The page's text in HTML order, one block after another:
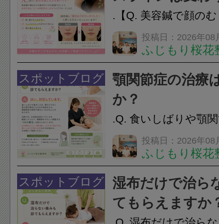
.【Q. 美容鍼で顔の
ラインは変わります
変化を感じる方も多
で顔まわりの筋肉や
ことで、血流を促し
のこわばりにアプロ
投稿日：2026年08
ふじもり桜花
スポットブログ
顎関節症の治療
か？
.Q. 食いしばりや顎
らえますか？A. はい
す。食いしばりや歯
けでなく首や肩の筋
担をかけ、顎関節症
つながることがあり
投稿日：2026年08
ふじもり桜花
スポットブログ
湿布だけで治ら
てもらえますか